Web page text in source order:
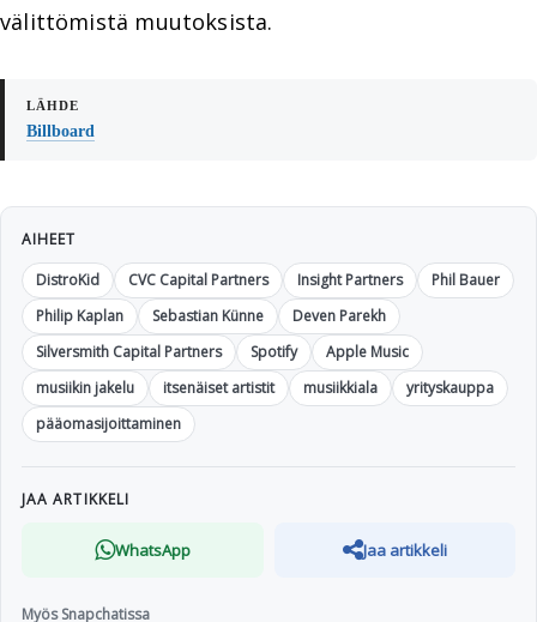
välittömistä muutoksista.
Billboard
AIHEET
DistroKid
CVC Capital Partners Insight Partners
Phil Bauer
Philip Kaplan
Sebastian Künne
Deven Parekh
Silversmith Capital Partners
Spotify
Apple Music
musiikin jakelu
itsenäiset artistit musiikkiala
yrityskauppa
pääomasijoittaminen
JAA ARTIKKELI
WhatsApp Jaa artikkeli
Myös Snapchatissa